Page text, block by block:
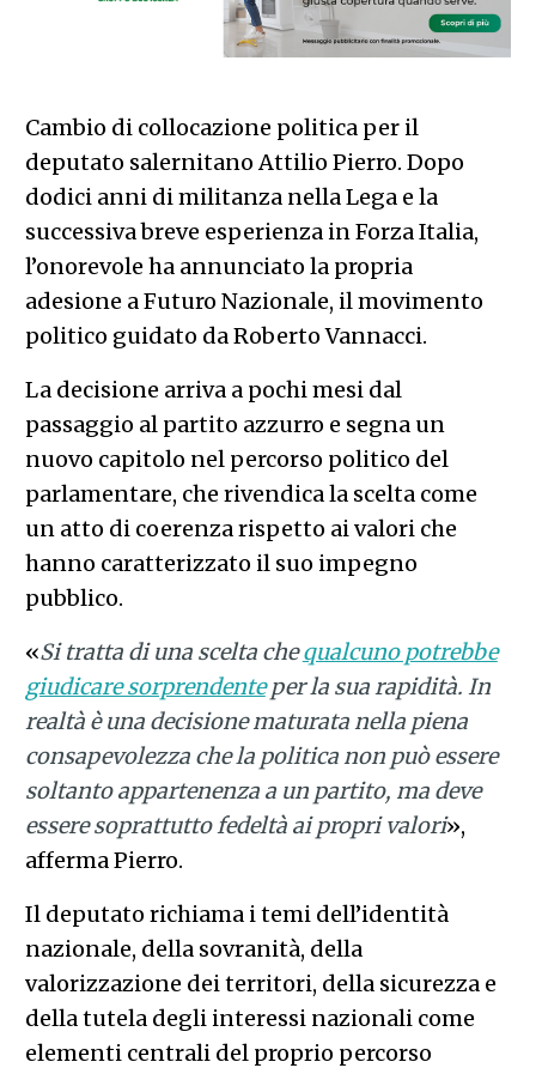
Cambio di collocazione politica per il
deputato salernitano Attilio Pierro. Dopo
dodici anni di militanza nella Lega e la
successiva breve esperienza in Forza Italia,
l’onorevole ha annunciato la propria
adesione a Futuro Nazionale, il movimento
politico guidato da Roberto Vannacci.
La decisione arriva a pochi mesi dal
passaggio al partito azzurro e segna un
nuovo capitolo nel percorso politico del
parlamentare, che rivendica la scelta come
un atto di coerenza rispetto ai valori che
hanno caratterizzato il suo impegno
pubblico.
«Si tratta di una scelta chequalcuno potrebbe
giudicare sorprendenteper la sua rapidità. In
realtà è una decisione maturata nella piena
consapevolezza che la politica non può essere
soltanto appartenenza a un partito, ma deve
essere soprattutto fedeltà ai propri valori»,
afferma Pierro.
Il deputato richiama i temi dell’identità
nazionale, della sovranità, della
valorizzazione dei territori, della sicurezza e
della tutela degli interessi nazionali come
elementi centrali del proprio percorso